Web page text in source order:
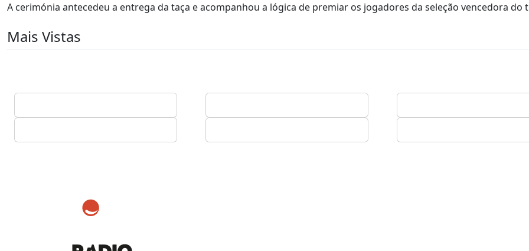
A cerimónia antecedeu a entrega da taça e acompanhou a lógica de premiar os jogadores da seleção vencedora do
Mais Vistas